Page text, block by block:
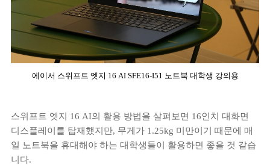
에이서 스위프트 엣지 16 AI SFE16-I51 노트북 대학생 강의용
스위프트 엣지 16 AI의 활용 방법을 살펴보면 16인치 대화면
디스플레이를 탑재했지만, 무게가 1.25kg 미만이기 때문에 매
일 노트북을 휴대해야 하는 대학생들이 활용하면 좋을 것 같습
니다.